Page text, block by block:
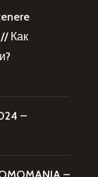
Как
–